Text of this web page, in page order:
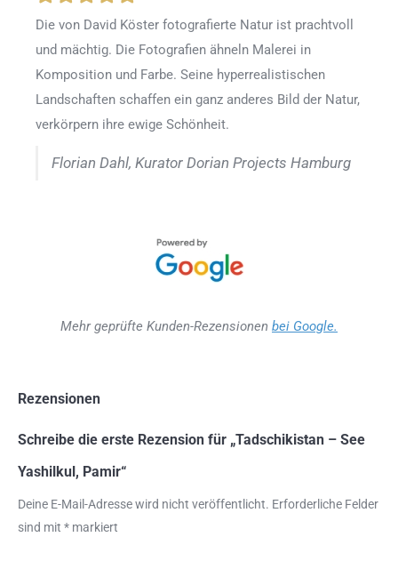
Die von David Köster fotografierte Natur ist prachtvoll
und mächtig. Die Fotografien ähneln Malerei in
Komposition und Farbe. Seine hyperrealistischen
Landschaften schaffen ein ganz anderes Bild der Natur,
verkörpern ihre ewige Schönheit.
Florian Dahl, Kurator Dorian Projects Hamburg
Mehr geprüfte Kunden-Rezensionen bei Google.
Rezensionen
Schreibe die erste Rezension für „Tadschikistan – See
Yashilkul, Pamir“
Deine E-Mail-Adresse wird nicht veröffentlicht. Erforderliche Felder
sind mit * markiert